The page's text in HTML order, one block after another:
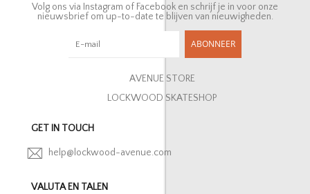
Volg ons via Instagram of Facebook en schrijf je in voor onze
nieuwsbrief om up-to-date te blijven van nieuwigheden.
ABONNEER
AVENUE STORE
LOCKWOOD SKATESHOP
GET IN TOUCH
help@lockwood-avenue.com
VALUTA EN TALEN